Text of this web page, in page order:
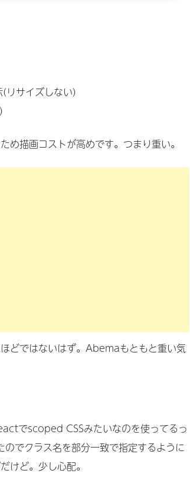
リサイズしない)
め描画コストが高めです。つまり重い。
どではないはず。Abemaもともと重い気
でscoped CSSみたいなのを使ってるっ
でクラス名を部分一致で指定するように
ど。少し心配。